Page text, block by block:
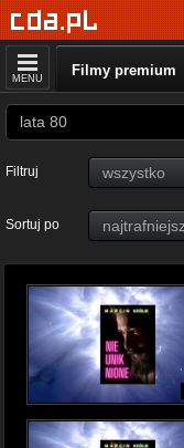
MENU Filmy premium
Filtruj
Sortuj po